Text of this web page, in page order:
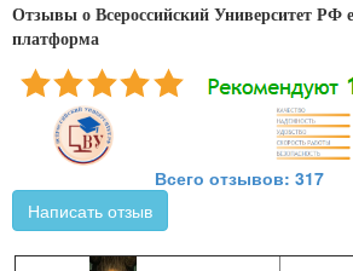
Отзывы о Всероссийский Университет РФ
платформа
Всего отзывов: 317
Написать отзыв